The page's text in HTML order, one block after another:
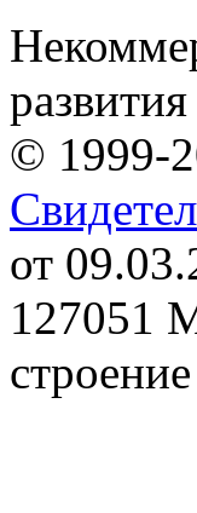
© 1999-
от
127051